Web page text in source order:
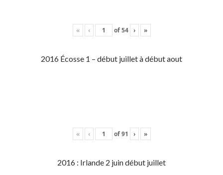
« ‹ of54 › »
2016 Écosse 1 – début juillet à début aout
« ‹ of91 › »
2016 : Irlande 2 juin début juillet